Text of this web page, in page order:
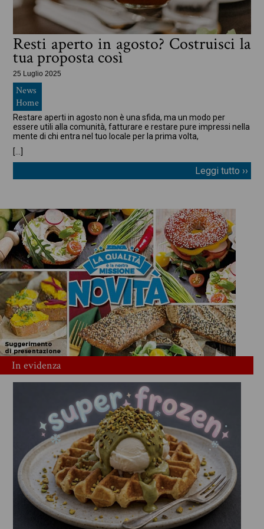
Resti aperto in agosto? Costruisci la
tua proposta così
25 Luglio 2025
News
Home
Restare aperti in agosto non è una sfida, ma un modo per
essere utili alla comunità, fatturare e restare pure impressi nella
mente di chi entra nel tuo locale per la prima volta,
[…]
Leggi tutto ››
In evidenza